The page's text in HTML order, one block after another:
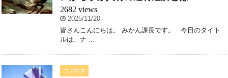
2682 views
2025/11/20
皆さんこんにちは。 みかん課長です。 今日のタイト
ルは、ナ ...
つぶやき